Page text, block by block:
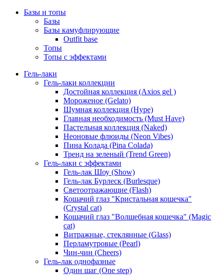
Базы и топы
Базы
Базы камуфлирующие
Outfit base
Топы
Топы с эффектами
Гель-лаки
Гель-лаки коллекции
Достойная коллекция (Axios gel )
Мороженое (Gelato)
Шумная коллекция (Hype)
Главная необходимость (Must Have)
Пастельная коллекция (Naked)
Неоновые флюиды (Neon Vibes)
Пина Колада (Pina Colada)
Тренд на зеленый (Trend Green)
Гель-лаки с эффектами
Гель-лак Шоу (Show)
Гель-лак Бурлеск (Burlesque)
Светоотражающие (Flash)
Кошачий глаз "Кристальная кошечка"
(Crystal cat)
Кошачий глаз "Волшебная кошечка" (Magic
cat)
Витражные, стеклянные (Glass)
Перламутровые (Pearl)
Чин-чин (Cheers)
Гель-лак однофазные
Один шаг (One step)